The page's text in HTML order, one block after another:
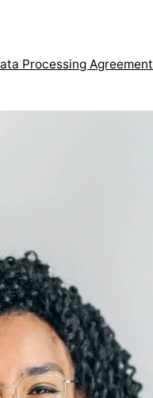
Processing Agreement